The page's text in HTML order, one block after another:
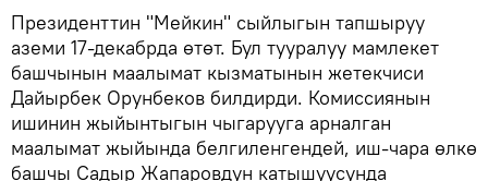
Президенттин "Мейкин" сыйлыгын тапшыруу
аземи 17-декабрда өтөт. Бул тууралуу мамлекет
башчынын маалымат кызматынын жетекчиси
Дайырбек Орунбеков билдирди. Комиссиянын
ишинин жыйынтыгын чыгарууга арналган
маалымат жыйында белгиленгендей, иш-чара өлкө
башчы Садыр Жапаровдун катышуусунда